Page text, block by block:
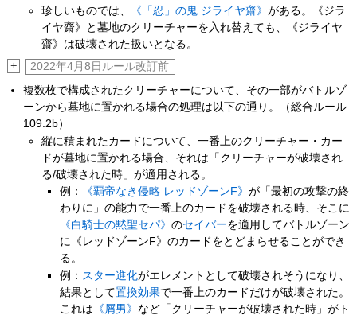
珍しいものでは、
《「忍」の鬼 ジライヤ齋》がある。《ジラ
イヤ齋》と墓地のクリーチャーを入れ替えても、《ジライヤ
齋》は破壊された扱いとなる。
+
2022年4月8日ルール改訂前
複数枚で構成されたクリーチャーについて、その一部がバトルゾ
ーンから墓地に置かれる場合の処理は以下の通り。（総合ルール
109.2b）
縦に積まれたカードについて、一番上のクリーチャー・カー
ドが墓地に置かれる場合、それは「クリーチャーが破壊され
る/破壊された時」が適用される。
例：
《覇帝なき侵略 レッドゾーンF》が「最初の攻撃の終
わりに」の能力で一番上のカードを破壊される時、そこに
《白騎士の黙聖セパ》のセイバーを適用してバトルゾーン
に《レッドゾーンF》のカードをとどまらせることができ
る。
例： スター進化がエレメントとして破壊されそうになり、
結果として置換効果で一番上のカードだけが破壊された。
これは 《屑男》 など「クリーチャーが破壊された時」がト